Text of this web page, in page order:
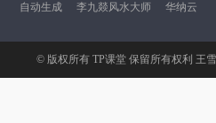
自动生成
李九燚风水大师 华纳云
© 版权所有 TP课堂保留所有权利 王